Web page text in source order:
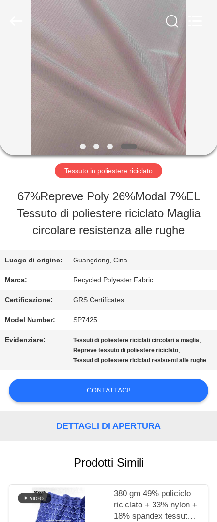
CASA
PRODOTTI
VR
NOI
GIRO
DELLA
FABBRICA
CONTROLLO
DI
CONTATTICI
MAPPA
Tessuto in poliestere riciclato
67%Repreve Poly 26%Modal 7%EL
Tessuto di poliestere riciclato Maglia
circolare resistenza alle rughe
Luogo di origine: Guangdong, Cina
Marca: Recycled Polyester Fabric
Certificazione: GRS Certificates
Model Number: SP7425
Evidenziare: Tessuti di poliestere riciclati circolari a maglia,
Repreve tessuto di poliestere riciclato,
Tessuti di poliestere riciclati resistenti alle rughe
CONTATTACI!
DETTAGLI DI APERTURA
Prodotti Simili
380 gm 49% policiclo
riciclato + 33% nylon +
18% spandex tessuto